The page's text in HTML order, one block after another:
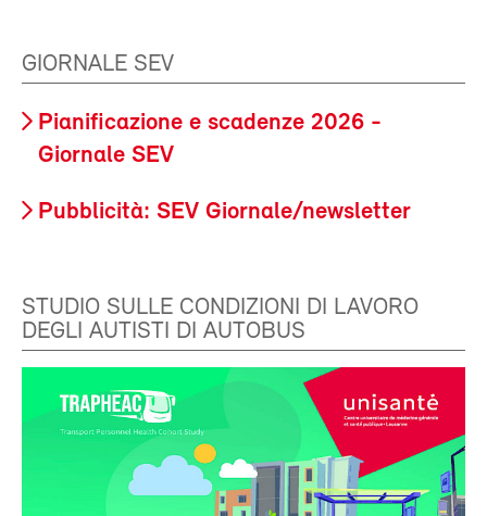
GIORNALE SEV
Pianificazione e scadenze 2026 -
Giornale SEV
Pubblicità: SEV Giornale/newsletter
STUDIO SULLE CONDIZIONI DI LAVORO
DEGLI AUTISTI DI AUTOBUS